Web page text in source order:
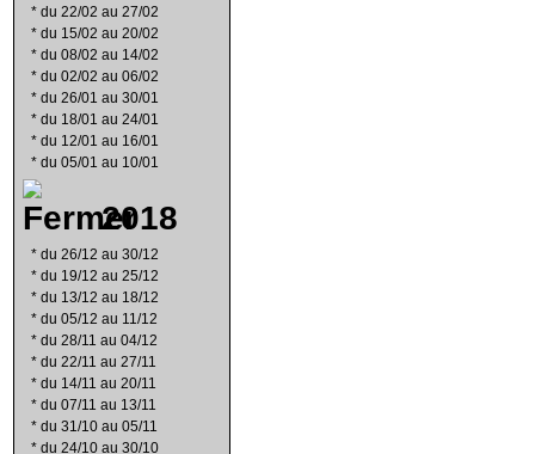
* du 22/02 au 27/02
* du 15/02 au 20/02
* du 08/02 au 14/02
* du 02/02 au 06/02
* du 26/01 au 30/01
* du 18/01 au 24/01
* du 12/01 au 16/01
* du 05/01 au 10/01
2018
* du 26/12 au 30/12
* du 19/12 au 25/12
* du 13/12 au 18/12
* du 05/12 au 11/12
* du 28/11 au 04/12
* du 22/11 au 27/11
* du 14/11 au 20/11
* du 07/11 au 13/11
* du 31/10 au 05/11
* du 24/10 au 30/10